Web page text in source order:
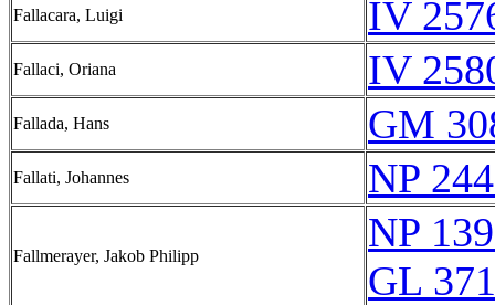
Fallacara, Luigi IV
Fallaci, Oriana IV
Fallada, Hans GM
Fallati, Johannes NP
Fallmerayer, Jakob Philipp
NP
GL